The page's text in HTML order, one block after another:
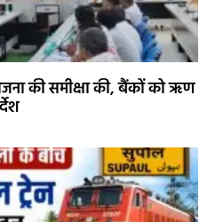
की समीक्षा की, बैंकों को ऋण